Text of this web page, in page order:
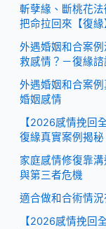
斬孽緣、斷桃花
把命拉回來【復緣
外遇婚姻和合案
救感情？－復緣諮
外遇婚姻和合案
婚姻感情
【2026感情挽回
復緣真實案例揭秘
家庭感情修復靠
與第三者危機
適合做和合術情
【2026感情挽回